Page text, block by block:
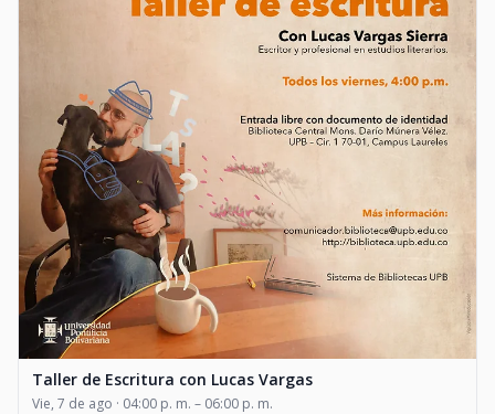
Taller de Escritura con Lucas Vargas
Vie, 7 de ago · 04:00 p. m. – 06:00 p. m.